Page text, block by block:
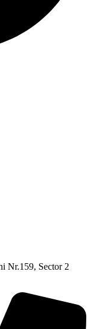
Nr.159, Sector 2